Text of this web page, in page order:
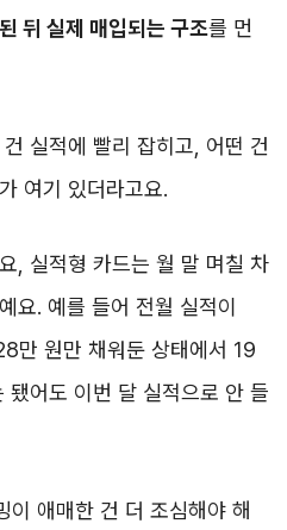
뒤 실제 매입되는 구조를 먼
실적에 빨리 잡히고, 어떤 건
여기 있더라고요.
, 실적형 카드는 월 말 며칠 차
요. 예를 들어 전월 실적이
만 원만 채워둔 상태에서 19
됐어도 이번 달 실적으로 안 들
이 애매한 건 더 조심해야 해